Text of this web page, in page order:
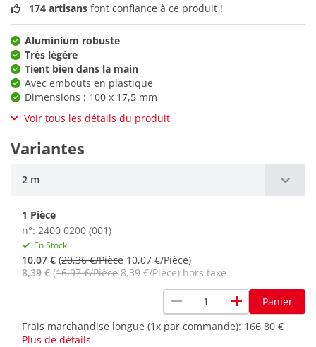
174 artisans font confiance à ce produit !
Aluminium robuste
Très légère
Tient bien dans la main
Avec embouts en plastique
Dimensions : 100 x 17,5 mm
Voir tous les détails du produit
Variantes
2 m
1 Pièce
n°: 2400 0200 (001)
En Stock
10,07 € (20,36 €/Pièce 10,07 €/Pièce)
8,39 € (16,97 €/Pièce 8,39 €/Pièce) hors taxe
remove add
Panier
Frais marchandise longue (1x par commande): 166,80 €
Plus de détails